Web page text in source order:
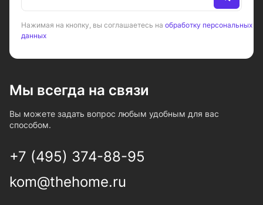
Нажимая на кнопку, вы соглашаетесь на обработку персональных
данных
Мы всегда на связи
Вы можете задать вопрос любым удобным для вас
способом.
+7 (495) 374-88-95
kom@thehome.ru